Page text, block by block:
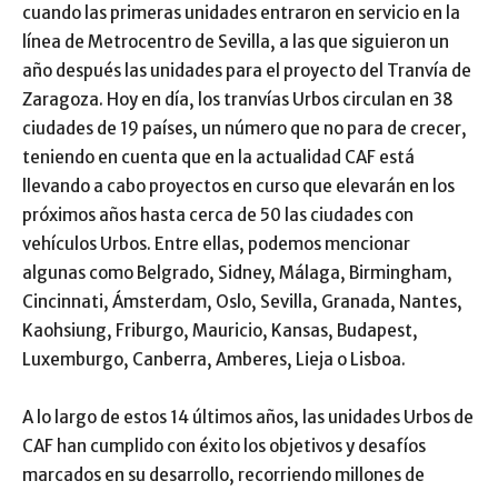
cuando las primeras unidades entraron en servicio en la
línea de Metrocentro de Sevilla, a las que siguieron un
año después las unidades para el proyecto del Tranvía de
Zaragoza. Hoy en día, los tranvías Urbos circulan en 38
ciudades de 19 países, un número que no para de crecer,
teniendo en cuenta que en la actualidad CAF está
llevando a cabo proyectos en curso que elevarán en los
próximos años hasta cerca de 50 las ciudades con
vehículos Urbos. Entre ellas, podemos mencionar
algunas como Belgrado, Sidney, Málaga, Birmingham,
Cincinnati, Ámsterdam, Oslo, Sevilla, Granada, Nantes,
Kaohsiung, Friburgo, Mauricio, Kansas, Budapest,
Luxemburgo, Canberra, Amberes, Lieja o Lisboa.
A lo largo de estos 14 últimos años, las unidades Urbos de
CAF han cumplido con éxito los objetivos y desafíos
marcados en su desarrollo, recorriendo millones de